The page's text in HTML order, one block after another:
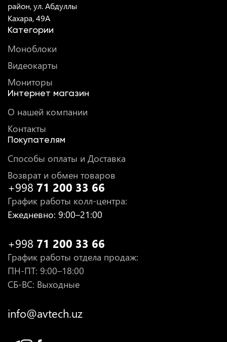
район, ул. Абдуллы
Кахара, 49A
Категории
Моноблоки
Видеокарты
Мониторы
Интернет магазин
О нашей компании
Контакты
Покупателям
Способы оплаты и Доставка
Возврат и обмен товаров
+998 71 200 33 66
График работы колл-центра:
Ежедневно: 9:00–21:00
+998 71 200 33 66
График работы отдела продаж:
ПН-ПТ: 9:00–18:00
СБ-ВС: Выходные
info@avtech.uz